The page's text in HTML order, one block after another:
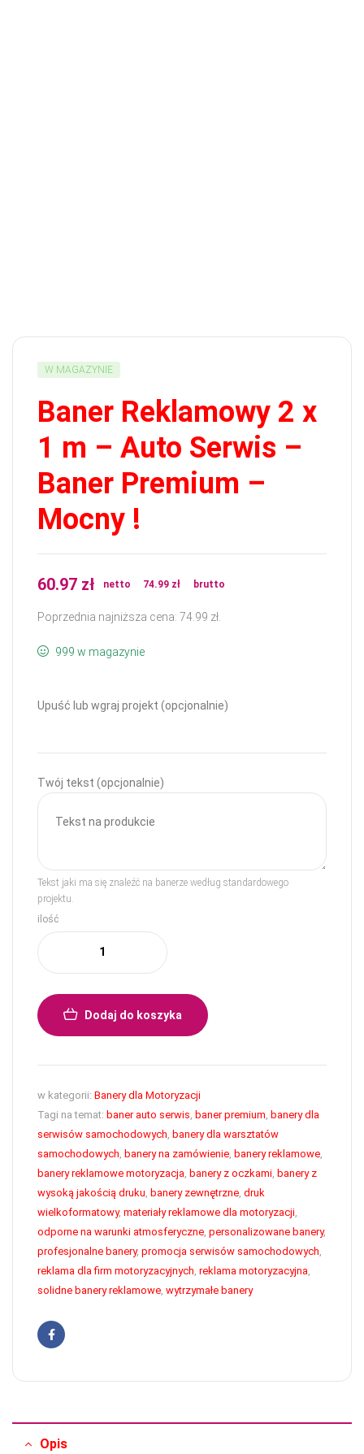
W MAGAZYNIE
Baner Reklamowy 2 x
1 m – Auto Serwis –
Baner Premium –
Mocny !
60.97 zł netto 74.99 zł brutto
Poprzednia najniższa cena: 74.99 zł
999 w magazynie
Upuść lub wgraj projekt (opcjonalnie)
Twój tekst (opcjonalnie)
Tekst jaki ma się znaleźć na banerze według standardowego
projektu.
ilość
Dodaj do koszyka
w kategorii: Banery dla Motoryzacji
Tagi na temat: baner auto serwis baner premium banery dla
serwisów samochodowych banery dla warsztatów
samochodowych banery na zamówienie banery reklamowe
banery reklamowe motoryzacja banery z oczkami banery z
wysoką jakością druku banery zewnętrzne druk
wielkoformatowy, materiały reklamowe dla motoryzacji
odporne na warunki atmosferyczne personalizowane banery,
profesjonalne banery, promocja serwisów samochodowych
reklama dla firm motoryzacyjnych reklama motoryzacyjna
solidne banery reklamowe wytrzymałe banery
Facebook
Opis